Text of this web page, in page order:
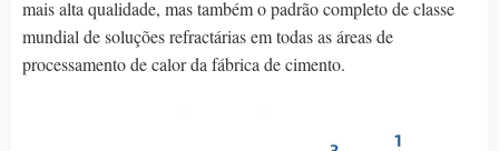
mais alta qualidade, mas também o padrão completo de classe
mundial de soluções refractárias em todas as áreas de
processamento de calor da fábrica de cimento.